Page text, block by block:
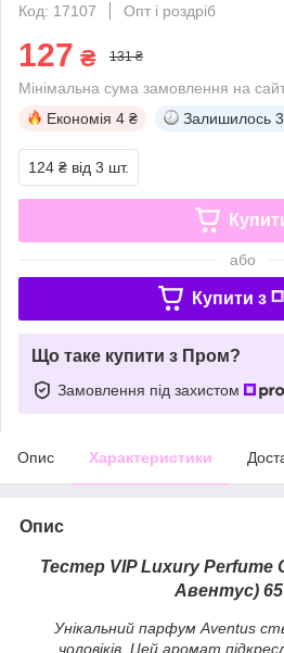
Код: 17107
Опт і роздріб
127 ₴ 131 ₴
Мінімальна сума замовлення на
Економія 4 ₴ Залишилось
124 ₴ від 3 шт.
або
Купити з
Що таке купити з Пром?
Замовлення під захистом
Опис Характеристики
Опис
Тестер VIP Luxury Perfume
Авентус)
Унікальний парфум Aventus
чоловіків. Цей аромат